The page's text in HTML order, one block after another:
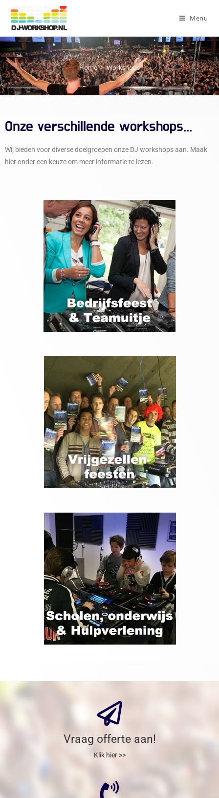
Menu
Home > Workshops
Onze verschillende workshops...
Wij bieden voor diverse doelgroepen onze DJ workshops aan. Maak
hier onder een keuze om meer informatie te lezen.
Vraag offerte aan!
Klik hier >>